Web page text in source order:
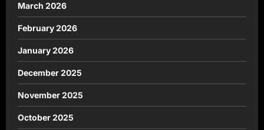
March 2026
February 2026
January 2026
December 2025
November 2025
October 2025